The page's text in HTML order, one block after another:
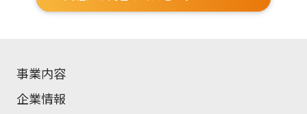
事業内容
企業情報